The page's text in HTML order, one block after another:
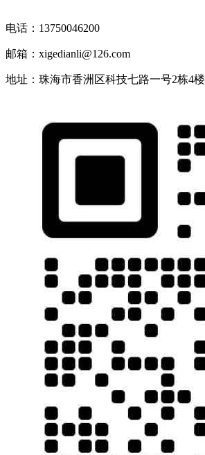
电话：13750046200
邮箱：xigedianli@126.com
地址：珠海市香洲区科技七路一号2栋4楼